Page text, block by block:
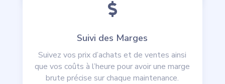

Suivi des Marges
Suivez vos prix d’achats et de ventes ainsi
que vos coûts à l’heure pour avoir une marge
brute précise sur chaque maintenance.